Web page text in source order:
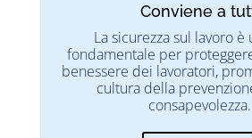
Conviene a
La sicurezza sul lavoro è
fondamentale per
benessere dei lavoratori,
cultura della
consapevolezza.